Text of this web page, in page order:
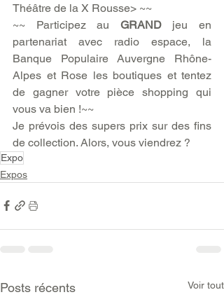
Théâtre de la X Rousse> ~~
~~ Participez au GRAND jeu en
partenariat avec radio espace, la
Banque Populaire Auvergne Rhône-
Alpes et Rose les boutiques et tentez
de gagner votre pièce shopping qui
vous va bien !~~
Je prévois des supers prix sur des fins
de collection. Alors, vous viendrez ?
Expo
Expos
Posts récents Voir tout